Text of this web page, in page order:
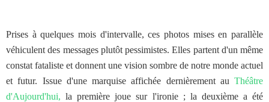
Prises à quelques mois d'intervalle, ces photos mises en parallèle
véhiculent des messages plutôt pessimistes. Elles partent d'un même
constat fataliste et donnent une vision sombre de notre monde actuel
et futur. Issue d'une marquise affichée dernièrement au Théâtre
d'Aujourd'hui, la première joue sur l'ironie ; la deuxième a été